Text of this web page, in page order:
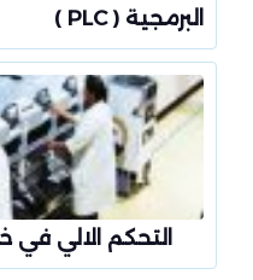
البرمجية ( PLC )
التحكم الالي في